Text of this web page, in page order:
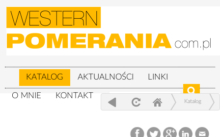
KATALOG AKTUALNOŚCI LINKI
O MNIE KONTAKT
Katalog
Święto Morza 2018 w Gdyni, 24.06.2018r.